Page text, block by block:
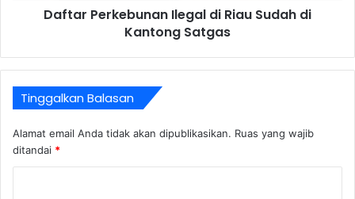
Daftar Perkebunan Ilegal di Riau Sudah di
Kantong Satgas
Tinggalkan Balasan
Alamat email Anda tidak akan dipublikasikan. Ruas yang wajib
ditandai *